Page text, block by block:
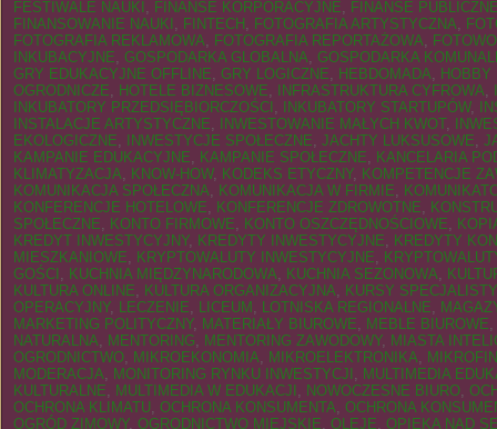
FESTIWALE NAUKI , FINANSE KORPORACYJNE, FINANSE
FINANSOWANIE NAUKI , FINTECH , FOTOGRAFIA ARTYSTYCZNA,
FOTOGRAFIA REKLAMOWA, FOTOGRAFIA REPORTAŻOWA,
INKUBACYJNE, GOSPODARKA GLOBALNA, GOSPODARKA
GRY EDUKACYJNE OFFLINE, GRY LOGICZNE, HEBDOMADA, HOBBY
OGRODNICZE, HOTELE BIZNESOWE, INFRASTRUKTURA CYFROWA,
INKUBATORY PRZEDSIĘBIORCZOŚCI , INKUBATORY STARTUPÓW,
INSTALACJE ARTYSTYCZNE, INWESTOWANIE MAŁYCH KWOT,
EKOLOGICZNE, INWESTYCJE SPOŁECZNE, JACHTY LUKSUSOWE,
KAMPANIE EDUKACYJNE, KAMPANIE SPOŁECZNE, KANCELARIA
KLIMATYZACJA, KNOW-HOW, KODEKS ETYCZNY, KOMPETENCJE
KOMUNIKACJA SPOŁECZNA, KOMUNIKACJA W FIRMIE,
KONFERENCJE HOTELOWE, KONFERENCJE ZDROWOTNE,
SPOŁECZNE, KONTO FIRMOWE, KONTO OSZCZĘDNOŚCIOWE,
KREDYT INWESTYCYJNY, KREDYTY INWESTYCYJNE, KREDYTY
MIESZKANIOWE, KRYPTOWALUTY INWESTYCYJNE,
GOŚCI , KUCHNIA MIĘDZYNARODOWA, KUCHNIA SEZONOWA,
KULTURA ONLINE, KULTURA ORGANIZACYJNA, KURSY
OPERACYJNY, LECZENIE, LICEUM , LOTNISKA REGIONALNE,
MARKETING POLITYCZNY, MATERIAŁY BIUROWE, MEBLE BIUROWE,
NATURALNA, MENTORING, MENTORING ZAWODOWY, MIASTA
OGRODNICTWO, MIKROEKONOMIA, MIKROELEKTRONIKA,
MODERACJA, MONITORING RYNKU INWESTYCJI , MULTIMEDIA
KULTURALNE, MULTIMEDIA W EDUKACJI , NOWOCZESNE BIURO,
OCHRONA KLIMATU, OCHRONA KONSUMENTA, OCHRONA
OGRÓD ZIMOWY, OGRODNICTWO MIEJSKIE, OLEJE, OPIEKA NAD